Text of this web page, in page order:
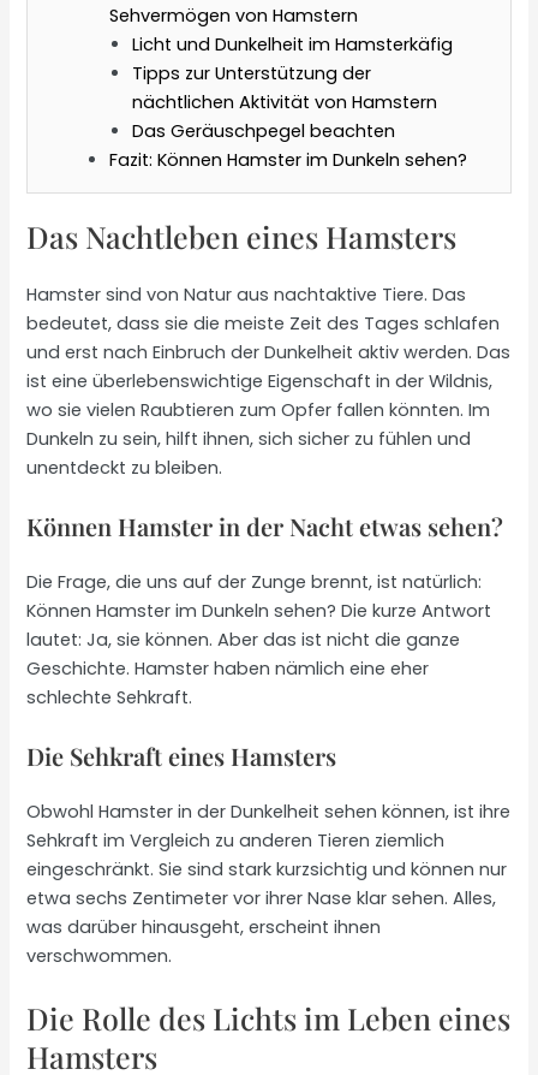
Sehvermögen von Hamstern
Licht und Dunkelheit im Hamsterkäfig
Tipps zur Unterstützung der
nächtlichen Aktivität von Hamstern
Das Geräuschpegel beachten
Fazit: Können Hamster im Dunkeln sehen?
Das Nachtleben eines Hamsters
Hamster sind von Natur aus nachtaktive Tiere. Das
bedeutet, dass sie die meiste Zeit des Tages schlafen
und erst nach Einbruch der Dunkelheit aktiv werden. Das
ist eine überlebenswichtige Eigenschaft in der Wildnis,
wo sie vielen Raubtieren zum Opfer fallen könnten. Im
Dunkeln zu sein, hilft ihnen, sich sicher zu fühlen und
unentdeckt zu bleiben.
Können Hamster in der Nacht etwas sehen?
Die Frage, die uns auf der Zunge brennt, ist natürlich:
Können Hamster im Dunkeln sehen? Die kurze Antwort
lautet: Ja, sie können. Aber das ist nicht die ganze
Geschichte. Hamster haben nämlich eine eher
schlechte Sehkraft.
Die Sehkraft eines Hamsters
Obwohl Hamster in der Dunkelheit sehen können, ist ihre
Sehkraft im Vergleich zu anderen Tieren ziemlich
eingeschränkt. Sie sind stark kurzsichtig und können nur
etwa sechs Zentimeter vor ihrer Nase klar sehen. Alles,
was darüber hinausgeht, erscheint ihnen
verschwommen.
Die Rolle des Lichts im Leben eines
Hamsters